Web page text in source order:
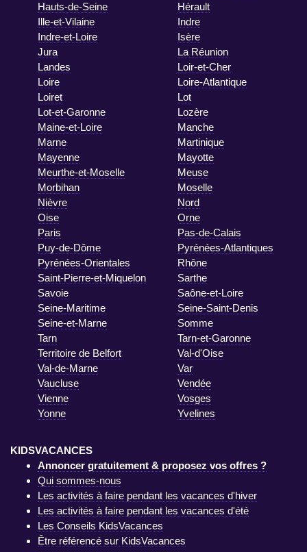
Hauts-de-Seine
Hérault
Ille-et-Vilaine
Indre
Indre-et-Loire
Isère
Jura
La Réunion
Landes
Loir-et-Cher
Loire
Loire-Atlantique
Loiret
Lot
Lot-et-Garonne
Lozère
Maine-et-Loire
Manche
Marne
Martinique
Mayenne
Mayotte
Meurthe-et-Moselle
Meuse
Morbihan
Moselle
Nièvre
Nord
Oise
Orne
Paris
Pas-de-Calais
Puy-de-Dôme
Pyrénées-Atlantiques
Pyrénées-Orientales
Rhône
Saint-Pierre-et-Miquelon
Sarthe
Savoie
Saône-et-Loire
Seine-Maritime
Seine-Saint-Denis
Seine-et-Marne
Somme
Tarn
Tarn-et-Garonne
Territoire de Belfort
Val-d'Oise
Val-de-Marne
Var
Vaucluse
Vendée
Vienne
Vosges
Yonne
Yvelines
KIDSVACANCES
Annoncer gratuitement & proposez vos offres ?
Qui sommes-nous
Les activités à faire pendant les vacances d'hiver
Les activités à faire pendant les vacances d'été
Les Conseils KidsVacances
Être référencé sur KidsVacances